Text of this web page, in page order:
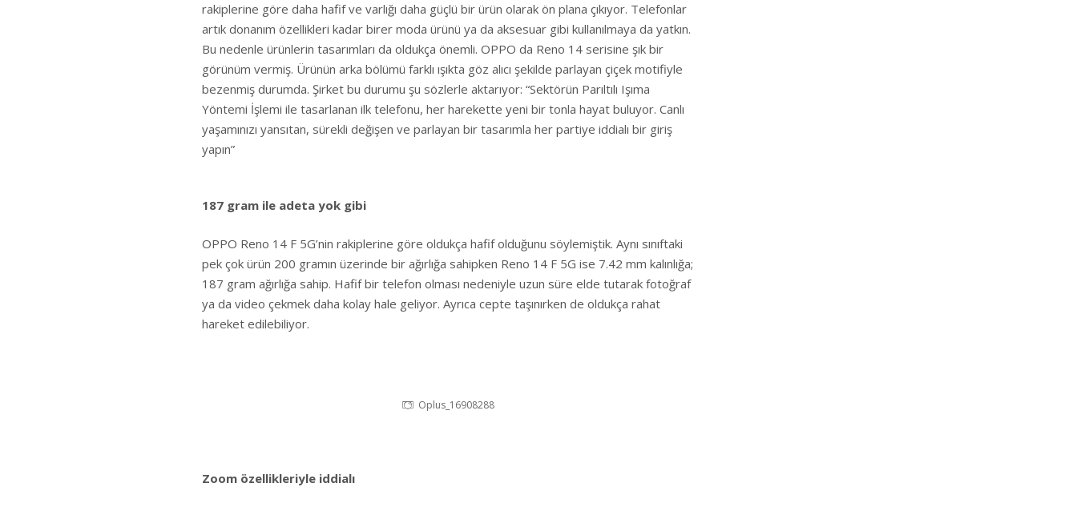
rakiplerine göre daha hafif ve varlığı daha güçlü bir ürün olarak ön plana çıkıyor. Telefonlar
artık donanım özellikleri kadar birer moda ürünü ya da aksesuar gibi kullanılmaya da yatkın.
Bu nedenle ürünlerin tasarımları da oldukça önemli. OPPO da Reno 14 serisine şık bir
görünüm vermiş. Ürünün arka bölümü farklı ışıkta göz alıcı şekilde parlayan çiçek motifiyle
bezenmiş durumda. Şirket bu durumu şu sözlerle aktarıyor: “Sektörün Parıltılı Işıma
Yöntemi İşlemi ile tasarlanan ilk telefonu, her harekette yeni bir tonla hayat buluyor. Canlı
yaşamınızı yansıtan, sürekli değişen ve parlayan bir tasarımla her partiye iddialı bir giriş
yapın”
187 gram ile adeta yok gibi
OPPO Reno 14 F 5G’nin rakiplerine göre oldukça hafif olduğunu söylemiştik. Aynı sınıftaki
pek çok ürün 200 gramın üzerinde bir ağırlığa sahipken Reno 14 F 5G ise 7.42 mm kalınlığa;
187 gram ağırlığa sahip. Hafif bir telefon olması nedeniyle uzun süre elde tutarak fotoğraf
ya da video çekmek daha kolay hale geliyor. Ayrıca cepte taşınırken de oldukça rahat
hareket edilebiliyor.
Oplus_16908288
Zoom özellikleriyle iddialı